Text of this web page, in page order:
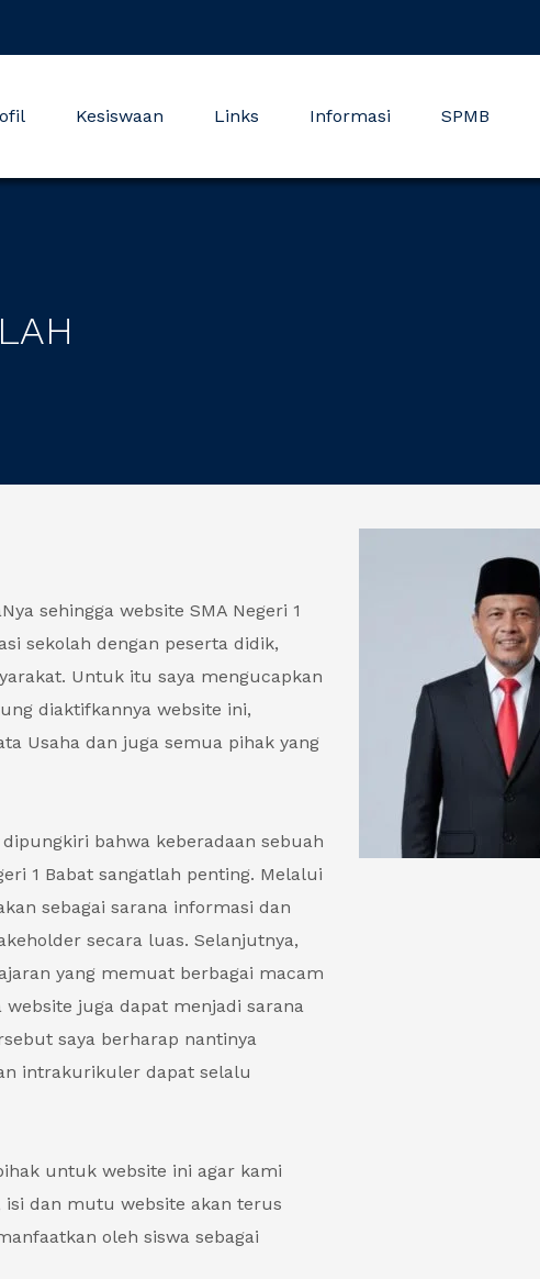
Kesiswaan Links Informasi SPMB
sehingga website SMA Negeri 1
sekolah dengan peserta didik,
Untuk itu saya mengucapkan
diaktifkannya website ini,
Usaha dan juga semua pihak yang
bahwa keberadaan sebuah
1 Babat sangatlah penting. Melalui
sebagai sarana informasi dan
secara luas. Selanjutnya,
yang memuat berbagai macam
juga dapat menjadi sarana
saya berharap nantinya
intrakurikuler dapat selalu
untuk website ini agar kami
dan mutu website akan terus
oleh siswa sebagai